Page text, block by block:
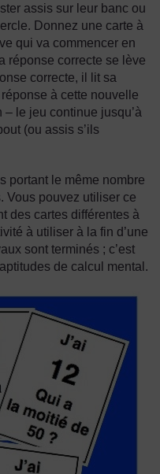
assis sur leur banc ou
Donnez une carte à
qui va commencer en
réponse correcte se lève
correcte, il lit sa
à cette nouvelle
le jeu continue jusqu’à
(ou assis s’ils
portant le même nombre
Vous pouvez utiliser ce
des cartes différentes à
à utiliser à la fin d’une
sont terminés ; c’est
de calcul mental.